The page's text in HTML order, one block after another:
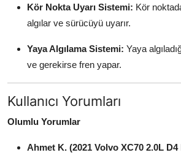
Kör Nokta Uyarı Sistemi: Kör
algılar ve sürücüyü uyarır.
Yaya Algılama Sistemi: Yaya
ve gerekirse fren yapar.
Kullanıcı Yorumları
Olumlu Yorumlar
Ahmet K. (2021 Volvo XC70 2.0L